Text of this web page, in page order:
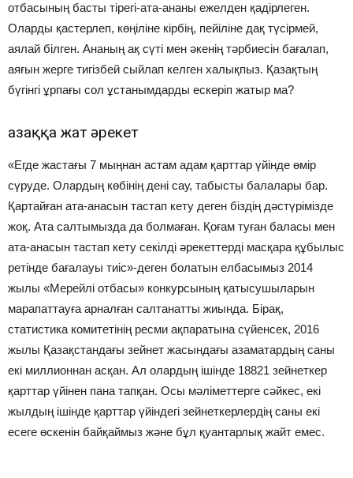
отбасының басты тірегі-ата-ананы ежелден қадірлеген.
Оларды қастерлеп, көңіліне кірбің, пейіліне дақ түсірмей,
аялай білген. Ананың ақ сүті мен әкенің тәрбиесін бағалап,
аяғын жерге тигізбей сыйлап келген халықпыз. Қазақтың
бүгінгі ұрпағы сол ұстанымдарды ескеріп жатыр ма?
Қазаққа жат әрекет
«Егде жастағы 7 мыңнан астам адам қарттар үйінде өмір
сүруде. Олардың көбінің дені сау, табысты балалары бар.
Қартайған ата-анасын тастап кету деген біздің дәстүрімізде
жоқ. Ата салтымызда да болмаған. Қоғам туған баласы мен
ата-анасын тастап кету секілді әрекеттерді масқара құбылыс
ретінде бағалауы тиіс»-деген болатын елбасымыз 2014
жылы «Мерейлі отбасы» конкурсының қатысушыларын
марапаттауға арналған салтанатты жиында. Бірақ,
статистика комитетінің ресми ақпаратына сүйенсек, 2016
жылы Қазақстандағы зейнет жасындағы азаматардың саны
екі миллионнан асқан. Ал олардың ішінде 18821 зейнеткер
қарттар үйінен пана тапқан. Осы мәліметтерге сәйкес, екі
жылдың ішінде қарттар үйіндегі зейнеткерлердің саны екі
есеге өскенін байқаймыз және бұл қуантарлық жайт емес.